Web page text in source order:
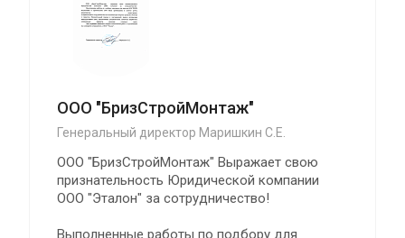
ООО "БризСтройМонтаж"
Генеральный директор Маришкин С.Е.
ООО "БризСтройМонтаж" Выражает свою
признательность Юридической компании
ООО "Эталон" за сотрудничество!
Выполненные работы по подбору для